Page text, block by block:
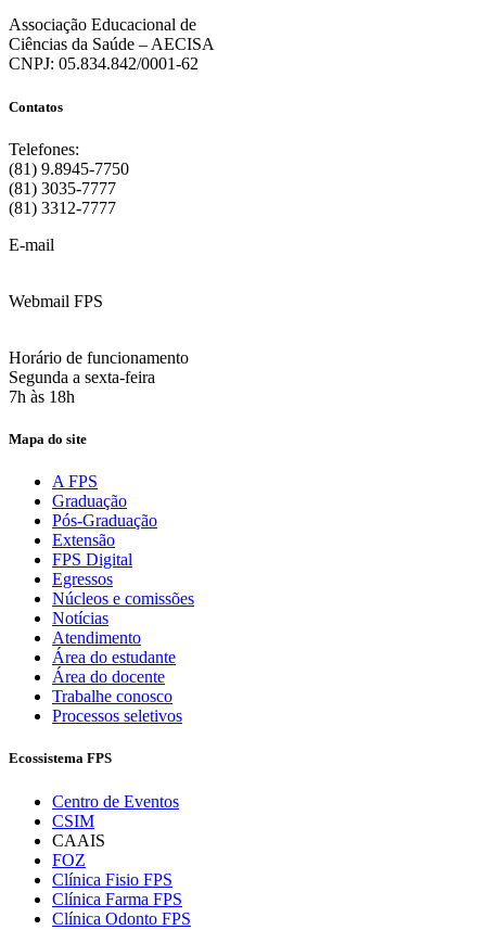
Associação Educacional de
Ciências da Saúde – AECISA
CNPJ: 05.834.842/0001-62
Contatos
Telefones:
(81) 9.8945-7750
(81) 3035-7777
(81) 3312-7777
E-mail
Webmail FPS
Horário de funcionamento
Segunda a sexta-feira
7h às 18h
Mapa do site
A FPS
Graduação
Pós-Graduação
Extensão
FPS Digital
Egressos
Núcleos e comissões
Notícias
Atendimento
Área do estudante
Área do docente
Trabalhe conosco
Processos seletivos
Ecossistema FPS
Centro de Eventos
CSIM
CAAIS
FOZ
Clínica Fisio FPS
Clínica Farma FPS
Clínica Odonto FPS